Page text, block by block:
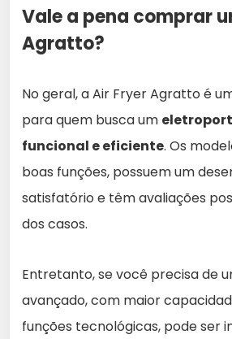
Vale a pena comprar
Agratto?
No geral, a Air Fryer Agratto é
para quem busca um
funcional e eficiente. Os
boas funções, possuem um
satisfatório e têm avaliações
dos casos.
Entretanto, se você precisa de
avançado, com maior
funções tecnológicas, pode ser